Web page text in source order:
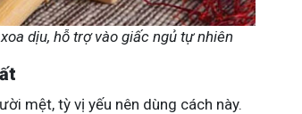
dịu, hỗ trợ vào giấc ngủ tự nhiên
mệt, tỳ vị yếu nên dùng cách này.